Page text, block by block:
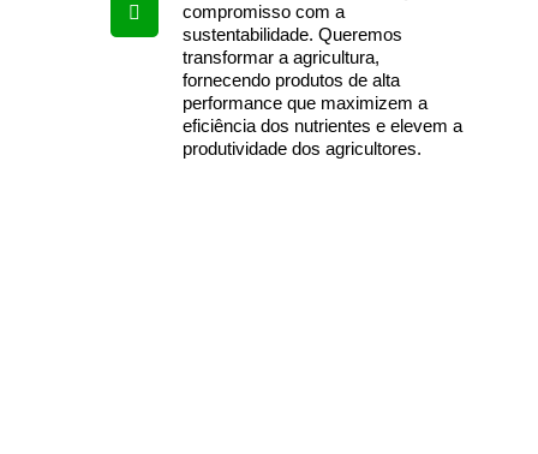
compromisso com a
sustentabilidade. Queremos
transformar a agricultura,
fornecendo produtos de alta
performance que maximizem a
eficiência dos nutrientes e elevem a
produtividade dos agricultores.